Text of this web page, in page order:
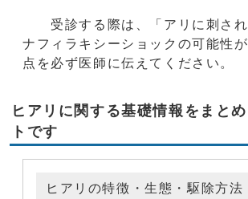
受診する際は、「アリに刺され
ナフィラキシーショックの可能性
点を必ず医師に伝えてください。
ヒアリに関する基礎情報をまと
トです
ヒアリの特徴・生態・駆除方法